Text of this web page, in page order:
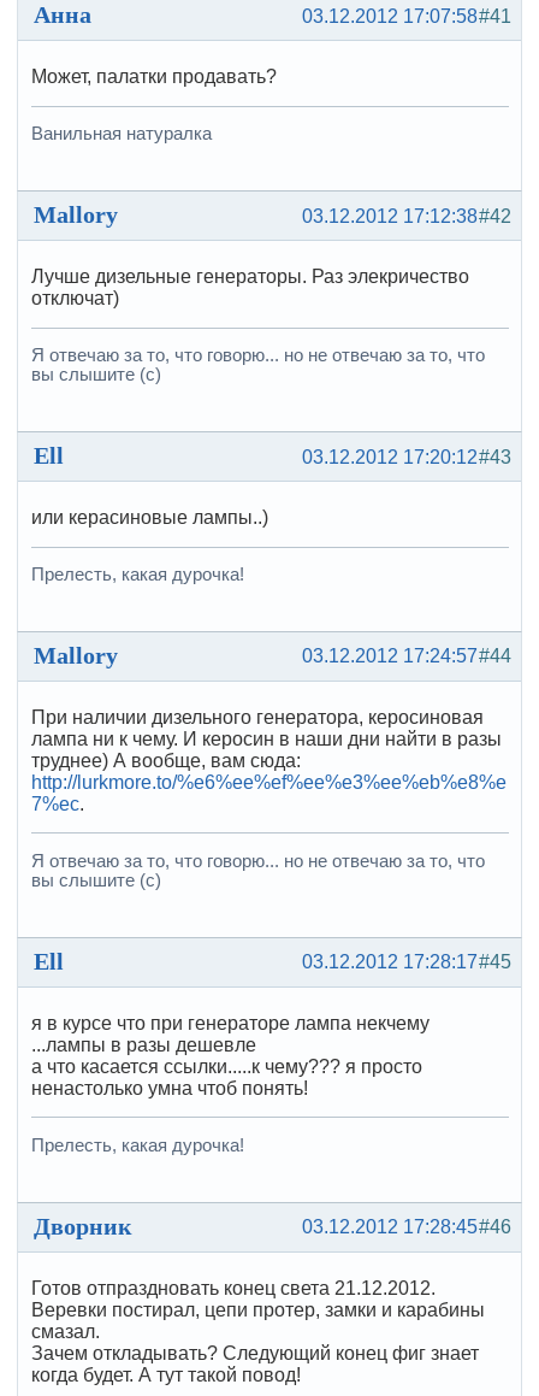
#41
03.12.2012 17:07:58
Анна
Может, палатки продавать?
Ванильная натуралка
#42
03.12.2012 17:12:38
Mallory
Лучше дизельные генераторы. Раз элекричество
отключат)
Я отвечаю за то, что говорю... но не отвечаю за то, что
вы слышите (с)
#43
03.12.2012 17:20:12
Ell
или керасиновые лампы..)
Прелесть, какая дурочка!
#44
03.12.2012 17:24:57
Mallory
При наличии дизельного генератора, керосиновая
лампа ни к чему. И керосин в наши дни найти в разы
труднее) А вообще, вам сюда:
http://lurkmore.to/%e6%ee%ef%ee%e3%ee%eb%e8%e
7%ec.
Я отвечаю за то, что говорю... но не отвечаю за то, что
вы слышите (с)
#45
03.12.2012 17:28:17
Ell
я в курсе что при генераторе лампа некчему
...лампы в разы дешевле
а что касается ссылки.....к чему??? я просто
ненастолько умна чтоб понять!
Прелесть, какая дурочка!
#46
03.12.2012 17:28:45
Дворник
Готов отпраздновать конец света 21.12.2012.
Веревки постирал, цепи протер, замки и карабины
смазал.
Зачем откладывать? Следующий конец фиг знает
когда будет. А тут такой повод!